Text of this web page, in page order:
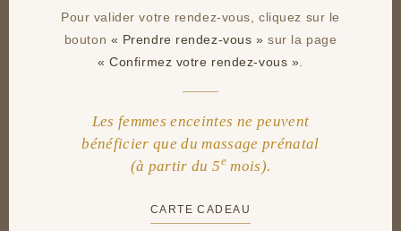
Pour valider votre rendez-vous, cliquez sur le
bouton « Prendre rendez-vous » sur la page
« Confirmez votre rendez-vous »
Les femmes enceintes ne peuvent
bénéficier que du massage prénatal
(à partir du 5emois).
CARTE CADEAU